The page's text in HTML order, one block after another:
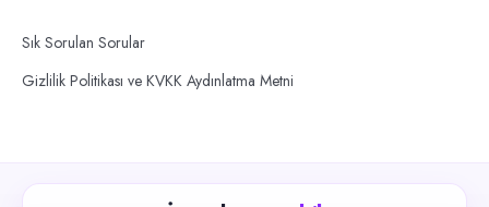
Sık Sorulan Sorular
Gizlilik Politikası ve KVKK Aydınlatma Metni